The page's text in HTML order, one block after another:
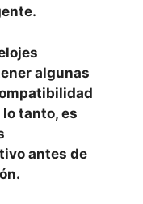
algunas
tanto, es
antes de